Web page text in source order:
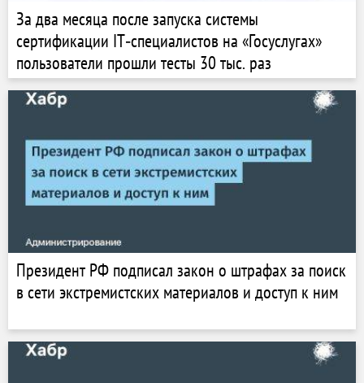
За два месяца после запуска системы
сертификации IT‑специалистов на «Госуслугах»
пользователи прошли тесты 30 тыс. раз
Президент РФ подписал закон о штрафах за поиск
в сети экстремистских материалов и доступ к ним